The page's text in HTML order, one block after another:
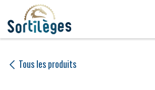
Se rendre au contenu
Tous les produits